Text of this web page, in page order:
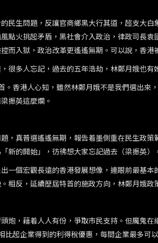
民生問題，反讓官商鄉黑大行其道，超支大
點火挑起矛盾，黑社會介入政治，律政司長
而入獄，政治改革更遙遙無期。可以說，香港
多人忘記，過去的五年浩劫，林鄭月娥也有
。香港人心知，雖然林鄭月娥不是我們選出來
振英這麼爛。
，真普選遙遙無期，報告着墨側重在民生政
新的開始」，彷彿想大家忘記過去（梁振英）
一個宏觀長遠的香港發展想像，連眼前最基本
相反，延續歷屆特首的施政方向，林鄭月娥政
炮，藉着人人有份，爭取市民支持。但魔鬼
比起企業得到的利得稅優惠，每間企業最多可